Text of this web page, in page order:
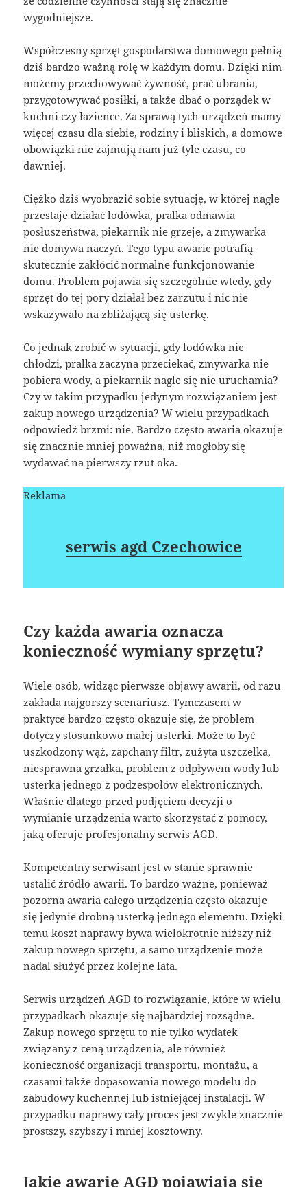
wygodniejsze.
Współczesny sprzęt gospodarstwa domowego pełnią
dziś bardzo ważną rolę w każdym domu. Dzięki nim
możemy przechowywać żywność, prać ubrania,
przygotowywać posiłki, a także dbać o porządek w
kuchni czy łazience. Za sprawą tych urządzeń mamy
więcej czasu dla siebie, rodziny i bliskich, a domowe
obowiązki nie zajmują nam już tyle czasu, co
dawniej.
Ciężko dziś wyobrazić sobie sytuację, w której nagle
przestaje działać lodówka, pralka odmawia
posłuszeństwa, piekarnik nie grzeje, a zmywarka
nie domywa naczyń. Tego typu awarie potrafią
skutecznie zakłócić normalne funkcjonowanie
domu. Problem pojawia się szczególnie wtedy, gdy
sprzęt do tej pory działał bez zarzutu i nic nie
wskazywało na zbliżającą się usterkę.
Co jednak zrobić w sytuacji, gdy lodówka nie
chłodzi, pralka zaczyna przeciekać, zmywarka nie
pobiera wody, a piekarnik nagle się nie uruchamia?
Czy w takim przypadku jedynym rozwiązaniem jest
zakup nowego urządzenia? W wielu przypadkach
odpowiedź brzmi: nie. Bardzo często awaria okazuje
się znacznie mniej poważna, niż mogłoby się
wydawać na pierwszy rzut oka.
Reklama
serwis agd Czechowice
Czy każda awaria oznacza
konieczność wymiany sprzętu?
Wiele osób, widząc pierwsze objawy awarii, od razu
zakłada najgorszy scenariusz. Tymczasem w
praktyce bardzo często okazuje się, że problem
dotyczy stosunkowo małej usterki. Może to być
uszkodzony wąż, zapchany filtr, zużyta uszczelka,
niesprawna grzałka, problem z odpływem wody lub
usterka jednego z podzespołów elektronicznych.
Właśnie dlatego przed podjęciem decyzji o
wymianie urządzenia warto skorzystać z pomocy,
jaką oferuje profesjonalny serwis AGD.
Kompetentny serwisant jest w stanie sprawnie
ustalić źródło awarii. To bardzo ważne, ponieważ
pozorna awaria całego urządzenia często okazuje
się jedynie drobną usterką jednego elementu. Dzięki
temu koszt naprawy bywa wielokrotnie niższy niż
zakup nowego sprzętu, a samo urządzenie może
nadal służyć przez kolejne lata.
Serwis urządzeń AGD to rozwiązanie, które w wielu
przypadkach okazuje się najbardziej rozsądne.
Zakup nowego sprzętu to nie tylko wydatek
związany z ceną urządzenia, ale również
konieczność organizacji transportu, montażu, a
czasami także dopasowania nowego modelu do
zabudowy kuchennej lub istniejącej instalacji. W
przypadku naprawy cały proces jest zwykle znacznie
prostszy, szybszy i mniej kosztowny.
Jakie awarie AGD pojawiają się